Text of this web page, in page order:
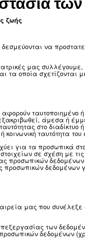
της ιδιωτικής
σας και
και οι
τρόπο και
που
μπορεί να
πολιτιστική ή
ισχύει